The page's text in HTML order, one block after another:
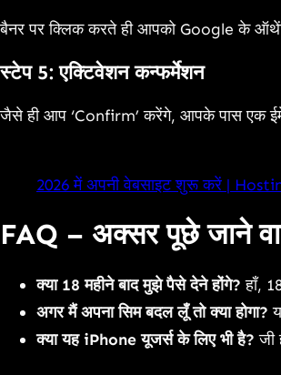
बैनर पर क्लिक करते ही आपको Google के
स्टेप 5: एक्टिवेशन कन्फर्मेशन
जैसे ही आप ‘Confirm’ करेंगे, आपके पास एक ईमेल
2026 में अपनी वेबसाइट शुरू करें |
FAQ – अक्सर पूछे जाने
क्या 18 महीने बाद मुझे पैसे देने होंगे? हाँ,
अगर मैं अपना सिम बदल लूँ तो क्या होगा?
क्या यह iPhone यूजर्स के लिए भी है? जी